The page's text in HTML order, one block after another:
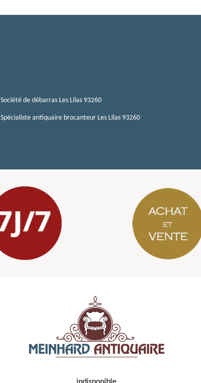
Société de débarras Les Lilas 93260
Spécialiste antiquaire brocanteur Les Lilas 93260